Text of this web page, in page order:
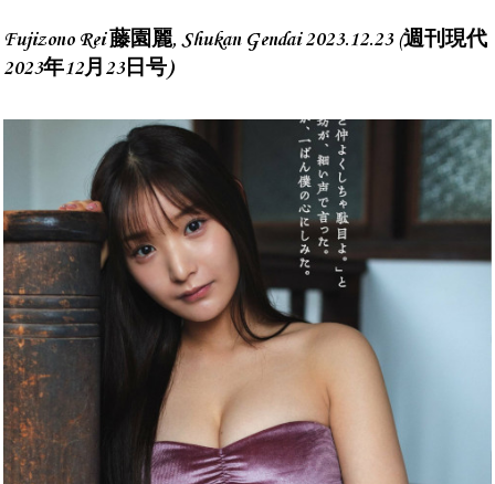
Fujizono Rei 藤園麗, Shukan Gendai 2023.12.23 (週刊現代
2023年12月23日号)